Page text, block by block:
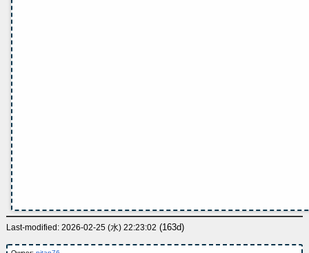
Last-modified: 2026-02-25 (水) 22:23:02 (163d)